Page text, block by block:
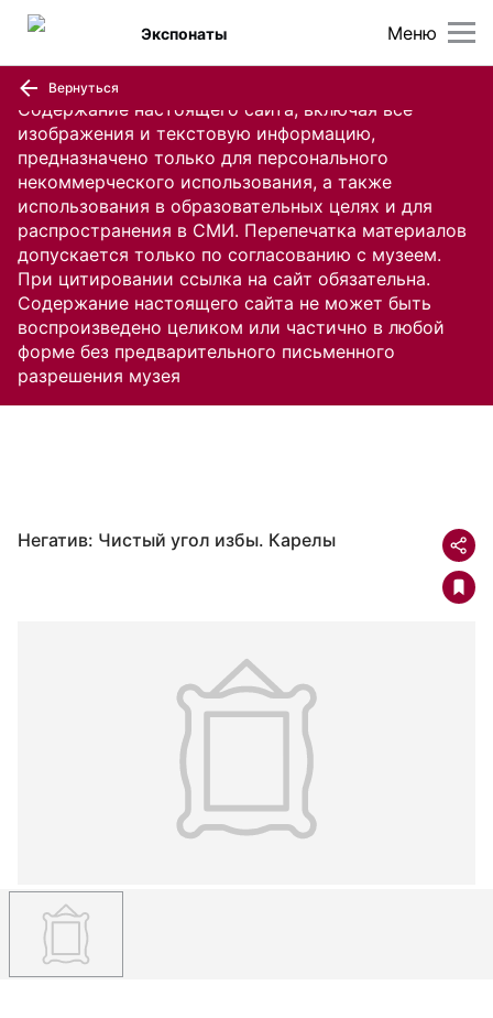
Содержание настоящего сайта, включая все
изображения и текстовую информацию,
предназначено только для персонального
некоммерческого использования, а также
использования в образовательных целях и для
распространения в СМИ. Перепечатка материалов
допускается только по согласованию с музеем.
При цитировании ссылка на сайт обязательна.
Содержание настоящего сайта не может быть
воспроизведено целиком или частично в любой
форме без предварительного письменного
разрешения музея
Меню
Экспонаты
Вернуться
Негатив: Чистый угол избы. Карелы